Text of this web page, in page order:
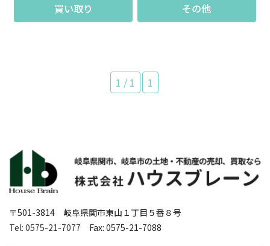
買い取り その他
1 / 1 1
〒501-3814 岐阜県関市東山１丁目５番８号
Tel: 0575-21-7077 Fax: 0575-21-7088